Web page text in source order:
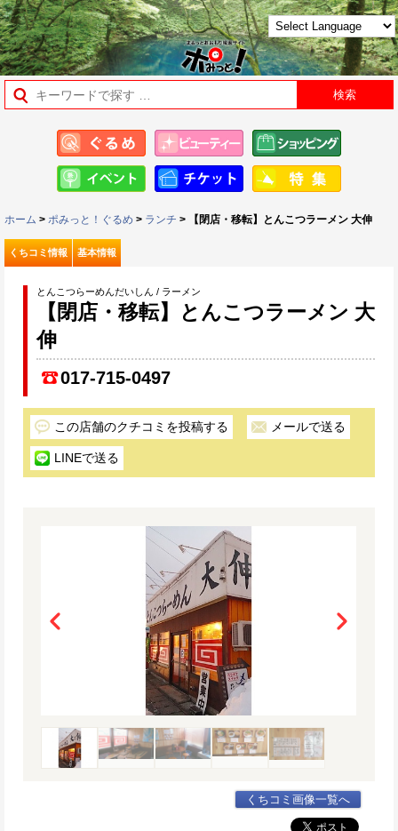
ホーム > ポみっと！ぐるめ > ランチ > 【閉店・移転】とんこつラーメン 大伸
くちコミ情報 基本情報
とんこつらーめんだいしん / ラーメン
【閉店・移転】とんこつラーメン 大
伸
017-715-0497
この店舗のクチコミを投稿する メールで送る
LINEで送る
くちコミ画像一覧へ